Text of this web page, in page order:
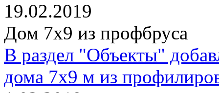
19.02.2019
Дом 7х9 из профбруса
В раздел "Объекты"
дома 7х9 м из